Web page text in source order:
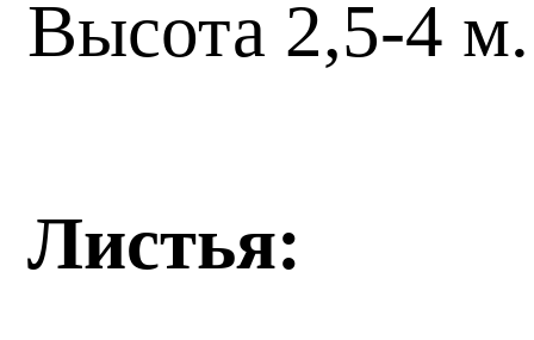
Высота 2,5-4 м.
Листья: